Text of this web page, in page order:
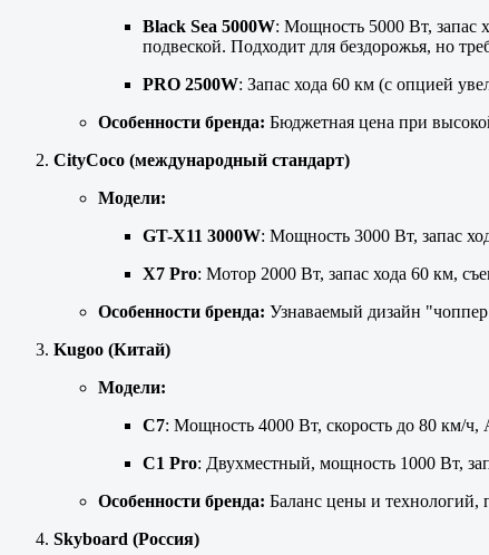
Black Sea 5000W: Мощность 5000 Вт, запас
подвеской. Подходит для бездорожья, но
PRO 2500W: Запас хода 60 км (с опцией
Особенности бренда: Бюджетная цена при
CityCoco (международный стандарт)
Модели:
GT-X11 3000W: Мощность 3000 Вт, запас
X7 Pro: Мотор 2000 Вт, запас хода 60 км,
Особенности бренда: Узнаваемый дизайн
Kugoo (Китай)
Модели:
C7: Мощность 4000 Вт, скорость до 80 км/
C1 Pro: Двухместный, мощность 1000 Вт,
Особенности бренда: Баланс цены и технологий,
Skyboard (Россия)